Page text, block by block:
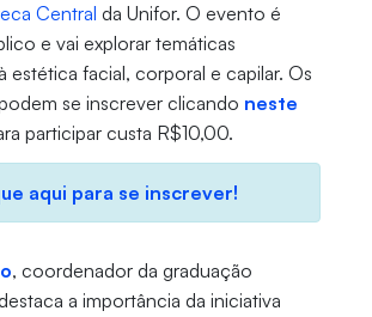
Central da Unifor. O evento é
e vai explorar temáticas
estética facial, corporal e capilar. Os
se inscrever clicando neste
participar custa R$10,00.
aqui para se inscrever!
, coordenador da graduação
a importância da iniciativa